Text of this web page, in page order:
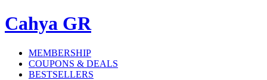
Cahya GR
MEMBERSHIP
COUPONS & DEALS
BESTSELLERS